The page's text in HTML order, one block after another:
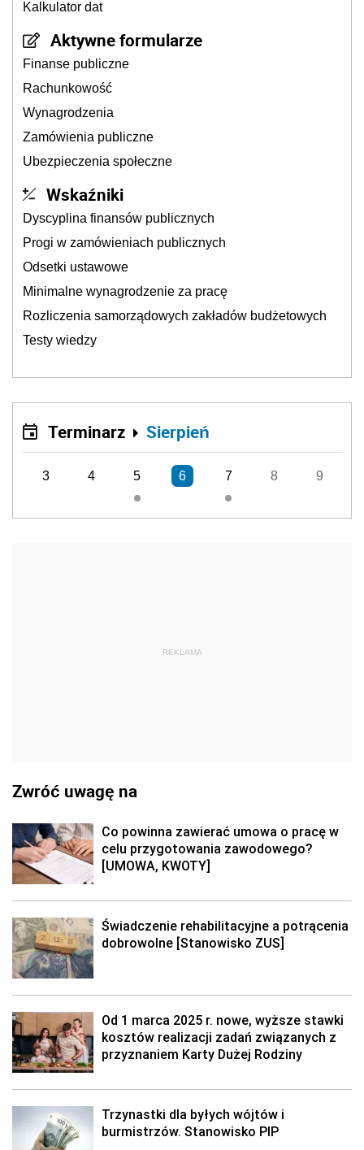
Kalkulator dat
Aktywne formularze
Finanse publiczne
Rachunkowość
Wynagrodzenia
Zamówienia publiczne
Ubezpieczenia społeczne
Wskaźniki
Dyscyplina finansów publicznych
Progi w zamówieniach publicznych
Odsetki ustawowe
Minimalne wynagrodzenie za pracę
Rozliczenia samorządowych zakładów budżetowych
Testy wiedzy
Terminarz Sierpień
3 4 5 6 7 8 9
REKLAMA
Zwróć uwagę na
Co powinna zawierać umowa o pracę w
celu przygotowania zawodowego?
[UMOWA, KWOTY]
Świadczenie rehabilitacyjne a potrącenia
dobrowolne [Stanowisko ZUS]
Od 1 marca 2025 r. nowe, wyższe stawki
kosztów realizacji zadań związanych z
przyznaniem Karty Dużej Rodziny
Trzynastki dla byłych wójtów i
burmistrzów. Stanowisko PIP